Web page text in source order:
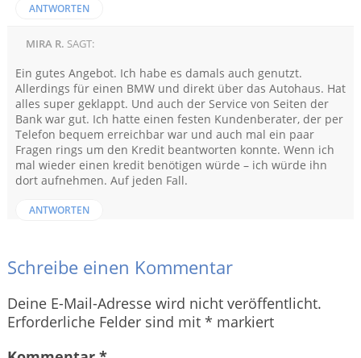
ANTWORTEN
MIRA R. SAGT:
Ein gutes Angebot. Ich habe es damals auch genutzt.
Allerdings für einen BMW und direkt über das Autohaus. Hat
alles super geklappt. Und auch der Service von Seiten der
Bank war gut. Ich hatte einen festen Kundenberater, der per
Telefon bequem erreichbar war und auch mal ein paar
Fragen rings um den Kredit beantworten konnte. Wenn ich
mal wieder einen kredit benötigen würde – ich würde ihn
dort aufnehmen. Auf jeden Fall.
ANTWORTEN
Schreibe einen Kommentar
Deine E-Mail-Adresse wird nicht veröffentlicht.
Erforderliche Felder sind mit * markiert